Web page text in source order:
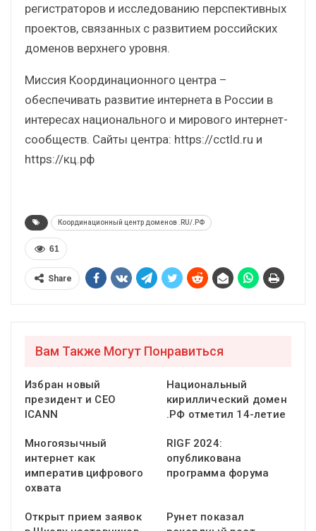
регистраторов и исследованию перспективных
проектов, связанных с развитием российских
доменов верхнего уровня.
Миссия Координационного центра –
обеспечивать развитие интернета в России в
интересах национального и мирового интернет-
сообществ. Сайты центра: https://cctld.ru и
https://кц.рф
Координационный центр доменов .RU/.РФ
61
Share
Вам Также Могут Понравиться
Избран новый
президент и CEO
ICANN
Национальный
кириллический домен
.РФ отметил 14-летие
Многоязычный
интернет как
императив цифрового
охвата
RIGF 2024:
опубликована
программа форума
Открыт прием заявок
Рунет показал